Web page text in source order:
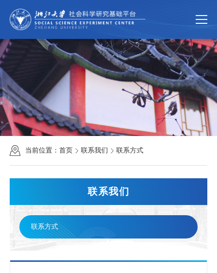
首页
关于我们
平台简介
组织机构
规章制度
新闻动态
新闻速递
通知公告
科学研究
研究团队
科研成果
科研项目
联系方式
当前位置： 首页 联系我们 联系方式
联系我们
联系方式